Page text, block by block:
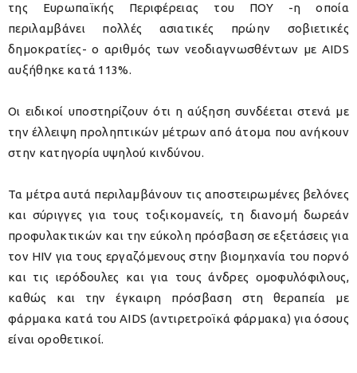
της Ευρωπαϊκής Περιφέρειας του ΠΟΥ -η οποία
περιλαμβάνει πολλές ασιατικές πρώην σοβιετικές
δημοκρατίες- ο αριθμός των νεοδιαγνωσθέντων με AIDS
αυξήθηκε κατά 113%.
Οι ειδικοί υποστηρίζουν ότι η αύξηση συνδέεται στενά με
την έλλειψη προληπτικών μέτρων από άτομα που ανήκουν
στην κατηγορία υψηλού κινδύνου.
Τα μέτρα αυτά περιλαμβάνουν τις αποστειρωμένες βελόνες
και σύριγγες για τους τοξικομανείς, τη διανομή δωρεάν
προφυλακτικών και την εύκολη πρόσβαση σε εξετάσεις για
τον HIV για τους εργαζόμενους στην βιομηχανία του πορνό
και τις ιερόδουλες και για τους άνδρες ομοφυλόφιλους,
καθώς και την έγκαιρη πρόσβαση στη θεραπεία με
φάρμακα κατά του AIDS (αντιρετροϊκά φάρμακα) για όσους
είναι οροθετικοί.